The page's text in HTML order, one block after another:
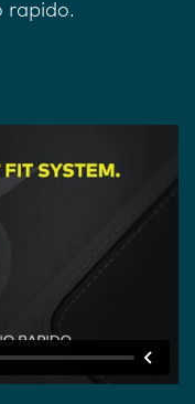
rapido.